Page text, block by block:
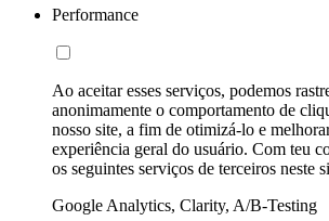
Performance
Ao aceitar esses serviços, podemos
anonimamente o comportamento de
nosso site, a fim de otimizá-lo e
experiência geral do usuário. Com teu
os seguintes serviços de terceiros neste
Google Analytics, Clarity, A/B-Testing